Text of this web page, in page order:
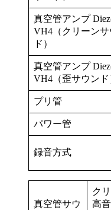
真空管アンプ
VH4（クリーンサ
ド）
真空管アンプ
VH4（歪サウンド
プリ管
パワー管
録音方式
真空管サウ
ク
高